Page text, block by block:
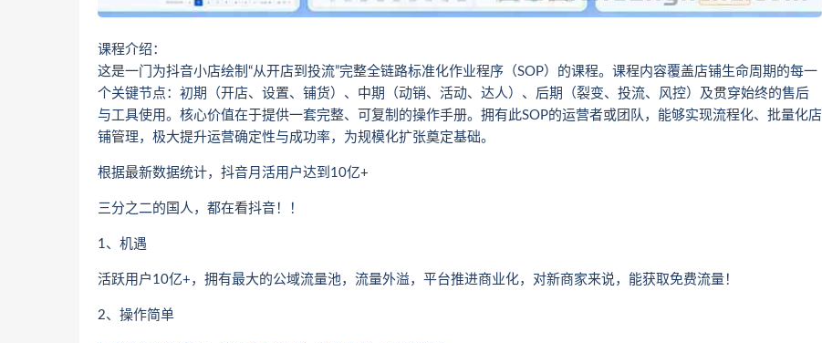
课程介绍：
这是一门为抖音小店绘制“从开店到投流”完整全链路标准化作业程序（SOP）的课程。课程内容覆盖店铺生命周期的每一
个关键节点：初期（开店、设置、铺货）、中期（动销、活动、达人）、后期（裂变、投流、风控）及贯穿始终的售后
与工具使用。核心价值在于提供一套完整、可复制的操作手册。拥有此SOP的运营者或团队，能够实现流程化、批量化店
铺管理，极大提升运营确定性与成功率，为规模化扩张奠定基础。
根据最新数据统计，抖音月活用户达到10亿+
三分之二的国人，都在看抖音！！
1、机遇
活跃用户10亿+，拥有最大的公域流量池，流量外溢，平台推进商业化，对新商家来说，能获取免费流量！
2、操作简单